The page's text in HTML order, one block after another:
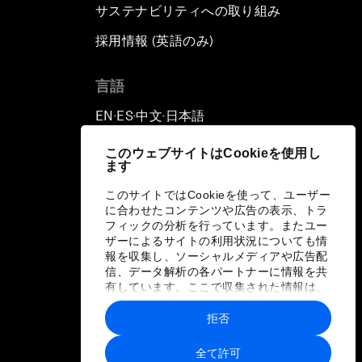
このウェブサイトはCookieを使用し
ます
このサイトではCookieを使って、ユーザー
に合わせたコンテンツや広告の表示、トラ
フィックの分析を行っています。またユー
ザーによるサイトの利用状況についても情
報を収集し、ソーシャルメディアや広告配
信、データ解析の各パートナーに情報を共
有しています。ここで収集された情報は、
ユーザーが各パートナーに提供した他の情
報や各パートナーのサービスを使用した際
に収集された情報と組み合わされ、各パー
トナーによって使用されることがありま
全て許可
拒否
サステナビリティへの取り組み
採用情報 (英語のみ)
言語
EN ▪ ES▪中文▪ 日本語